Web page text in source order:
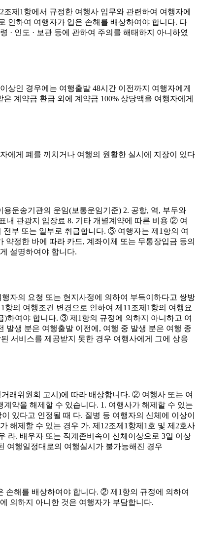
제1항에서 규정한 여행사 임무와 관련하여 여행자에
인하여 여행자가 입은 손해를 배상하여야 합니다. 다
인도 · 보관 등에 관하여 주의를 해태하지 아니하였
인 경우에는 여행출발 48시간 이전까지 여행자에게
계약금 환급 외에 계약금 100% 상당액을 여행자에게
에게 폐를 끼치거나 여행의 원활한 실시에 지장이 있다
운송기관의 운임(보통운임기준) 2. 공항, 역, 부두와
내 관광지 입장료 8. 기타 개별계약에 따른 비용 ② 여
부 또는 일부로 취급합니다. ③ 여행자는 제1항의 여
정한 바에 따라 카드, 계좌이체 또는 무통장입금 등의
설명하여야 합니다.
자의 요청 또는 현지사정에 의하여 부득이하다고 쌍방
의 여행조건 변경으로 인하여 제11조제1항의 여행요
)하여야 합니다. ③ 제1항의 규정에 의하지 아니하고 여
발생 분은 여행출발 이전에, 여행 중 발생 분은 여행 종
서비스를 제공받지 못한 경우 여행사에게 그에 상응
래위원회 고시)에 따라 배상합니다. ② 여행사 또는 여
약을 해제할 수 있습니다. 1. 여행사가 해제할 수 있는
있다고 인정될 때 다. 질병 등 여행자의 신체에 이상이
해제할 수 있는 경우 가. 제12조제1항제1호 및 제2호사
라. 배우자 또는 직계존비속이 신체이상으로 3일 이상
여행일정대로의 여행실시가 불가능해진 경우
손해를 배상하여야 합니다. ② 제1항의 규정에 의하여
의하지 아니한 것은 여행자가 부담합니다.